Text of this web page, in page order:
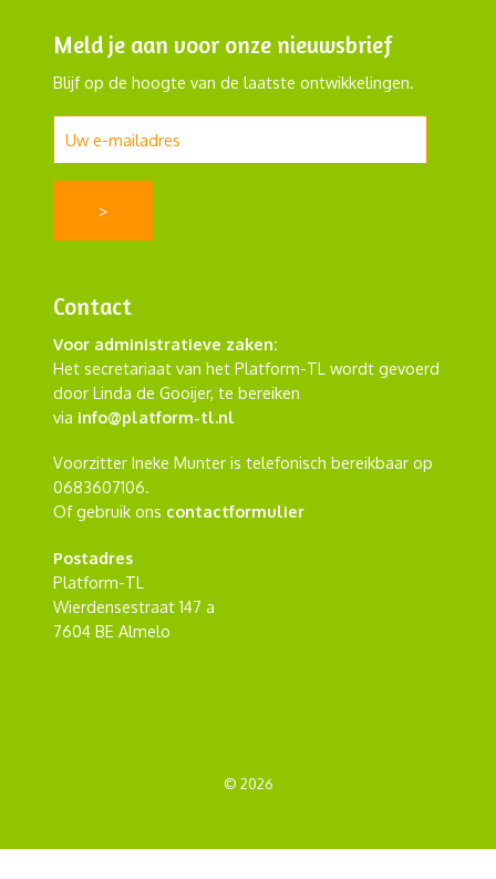
Meld je aan voor onze nieuwsbrief
Blijf op de hoogte van de laatste ontwikkelingen.
Contact
Voor administratieve zaken:
Het secretariaat van het Platform-TL wordt gevoerd
door Linda de Gooijer, te bereiken
via info@platform-tl.nl
Voorzitter Ineke Munter is telefonisch bereikbaar op
0683607106.
Of gebruik ons contactformulier
Postadres
Platform-TL
Wierdensestraat 147 a
7604 BE Almelo
© 2026